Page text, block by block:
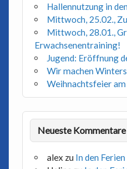
Hallennutzung in
Mittwoch, 25.02.,
Mittwoch, 28.01.,
Erwachsenentraining!
Jugend: Eröffnung
Wir machen
Weihnachtsfeier
Neueste Kommentare
alex zu In den